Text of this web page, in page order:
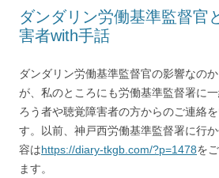
ダンダリン労働基準監督官
害者with手話
ダンダリン労働基準監督官の影響なの
が、私のところにも労働基準監督署に一
ろう者や聴覚障害者の方からのご連絡
す。以前、神戸西労働基準監督署に行
容はhttps://diary-tkgb.com/?p=1478を
ます。